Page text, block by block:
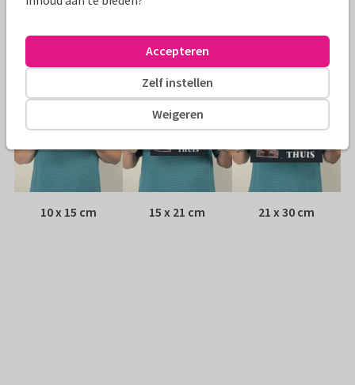
Formaten
10 x 15 cm 15 x 21 cm 21 x 30 cm
Weigeren
Zelf instellen
Accepteren